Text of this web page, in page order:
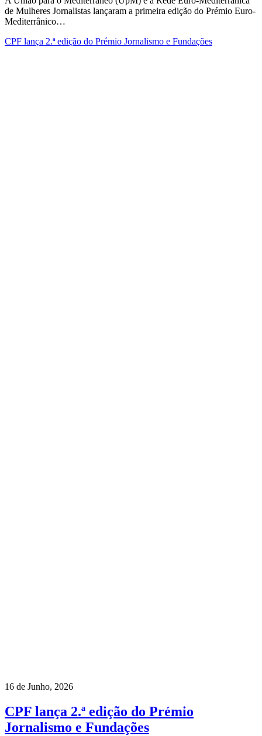
de Mulheres Jornalistas lançaram a primeira edição do Prémio Euro-
Mediterrânico…
CPF lança 2.ª edição do Prémio Jornalismo e Fundações
16 de Junho, 2026
CPF lança 2.ª edição do Prémio
Jornalismo e Fundações